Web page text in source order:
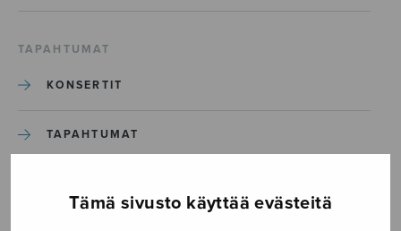
Tämä sivusto käyttää evästeitä
TAPAHTUMAT
KONSERTIT
TAPAHTUMAT